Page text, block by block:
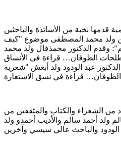
قدمها نخبة من الأساتذة والباحثين
ولد محمد المصطفى موضوع "كيف
وقدم الدكتور محمذفال ولد محمد
الطوفان… قراءة في الأنساق
الدكتور عبد الودود ولد أبغش "شعرية
من الشعراء والكتاب والمثقفين من
ولد أحمد سالم والأديب أحمدو ولد